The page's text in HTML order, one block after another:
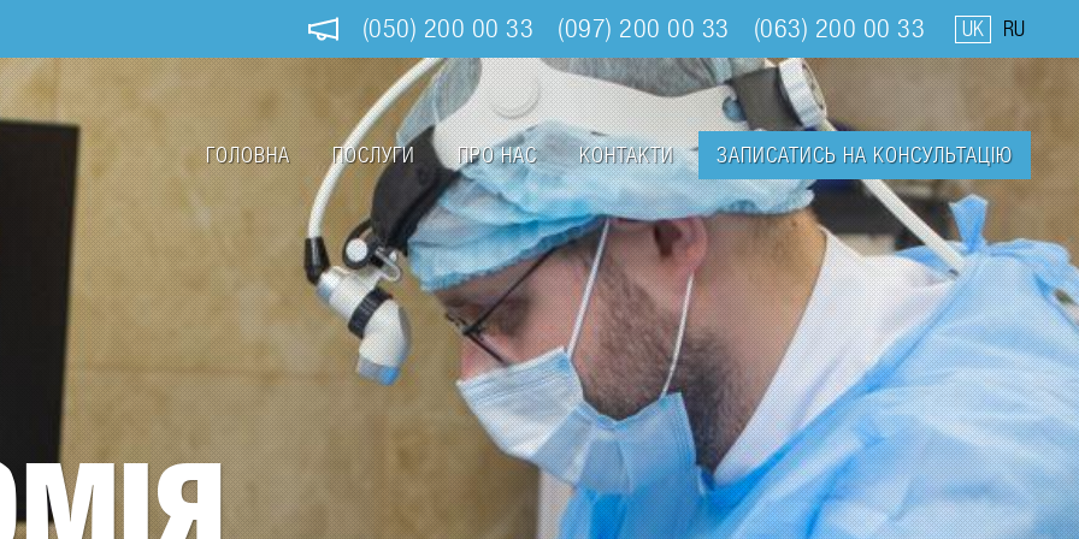
(050) 200 00 33 (097) 200 00 33 (063) 200 00 33 UK RU
Main
navigation
ГОЛОВНА ПОСЛУГИ ПРО НАС КОНТАКТИ ЗАПИСАТИСЬ НА КОНСУЛЬТАЦІЮ